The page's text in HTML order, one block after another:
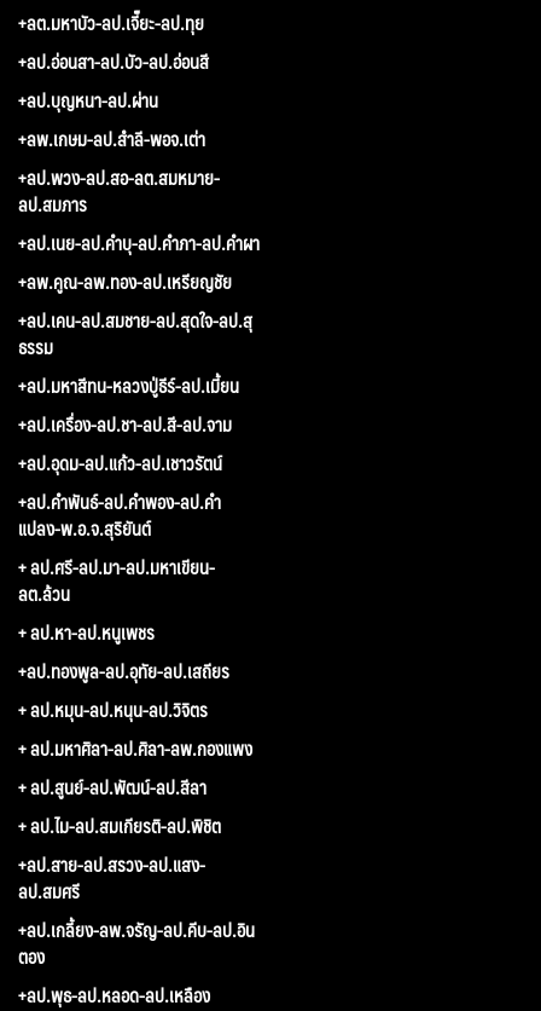
+ลต.มหาบัว-ลป.เจี๊ยะ-ลป.ทุย
+ลป.อ่อนสา-ลป.บัว-ลป.อ่อนสี
+ลป.บุญหนา-ลป.ผ่าน
+ลพ.เกษม-ลป.สำลี-พอจ.เต่า
+ลป.พวง-ลป.สอ-ลต.สมหมาย-
ลป.สมภาร
+ลป.เนย-ลป.คำบุ-ลป.คำภา-ลป.คำผา
+ลพ.คูณ-ลพ.ทอง-ลป.เหรียญชัย
+ลป.เคน-ลป.สมชาย-ลป.สุดใจ-ลป.สุ
ธรรม
+ลป.มหาสีทน-หลวงปู่ธีร์-ลป.เมี้ยน
+ลป.เครื่อง-ลป.ชา-ลป.สี-ลป.จาม
+ลป.อุดม-ลป.แก้ว-ลป.เชาวรัตน์
+ลป.คำพันธ์-ลป.คำพอง-ลป.คำ
แปลง-พ.อ.จ.สุริยันต์
+ ลป.ศรี-ลป.มา-ลป.มหาเขียน-
ลต.ล้วน
+ ลป.หา-ลป.หนูเพชร
+ลป.ทองพูล-ลป.อุทัย-ลป.เสถียร
+ ลป.หมุน-ลป.หนุน-ลป.วิจิตร
+ ลป.มหาศิลา-ลป.ศิลา-ลพ.กองแพง
+ ลป.สูนย์-ลป.พัฒน์-ลป.สีลา
+ ลป.ไม-ลป.สมเกียรติ-ลป.พิชิต
+ลป.สาย-ลป.สรวง-ลป.แสง-
ลป.สมศรี
+ลป.เกลี้ยง-ลพ.จรัญ-ลป.คีบ-ลป.อิน
ตอง
+ลป.พุธ-ลป.หลอด-ลป.เหลือง